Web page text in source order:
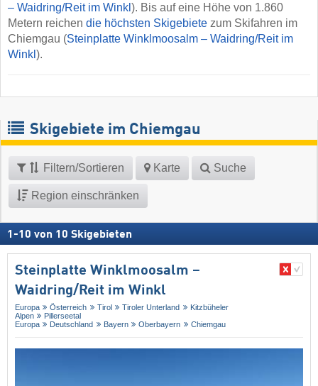
– Waidring/​Reit im Winkl ). Bis auf eine Höhe von 1.860
Metern reichen die höchsten Skigebiete zum Skifahren im
Chiemgau (Steinplatte Winklmoosalm – Waidring/​Reit im
Winkl ).
Skigebiete im Chiemgau
Filtern/Sortieren Karte Suche
Region einschränken
1 -10 von 10 Skigebieten
Steinplatte Winklmoosalm –
Waidring/​Reit im Winkl
Europa Österreich Tirol Tiroler Unterland
Kitzbüheler
Alpen
Pillerseetal
Europa
Deutschland Bayern Oberbayern Chiemgau